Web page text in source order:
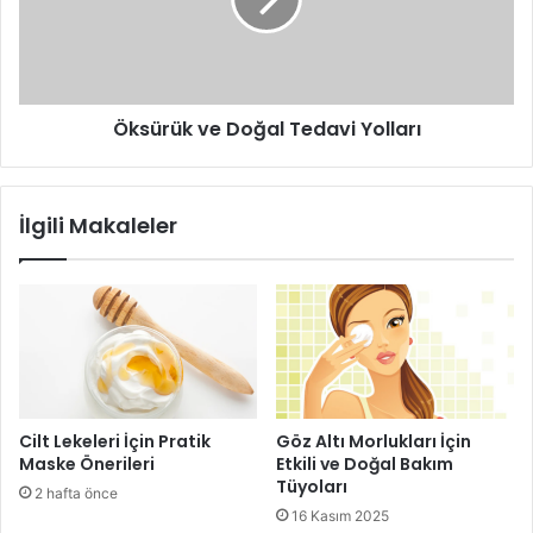
Cildinize doğal bir parlaklık veren maske, güneşte kızaran
cildiniz içinde en iyi bakım maskesi görevini üstlenecektir.
Malzemeler
6-7 adet nohut (unu)
1 tatlı kaşığı krema
2 damla su
Yarın çay kaşığı tuz
Öksürük ve Doğal Tedavi Yolları
İlgili Makaleler
Cilt Lekeleri İçin Pratik
Maske Önerileri
2 hafta önce
Göz Altı Morlukları İçin
Etkili ve Doğal Bakım
Tüyoları
16 Kasım 2025